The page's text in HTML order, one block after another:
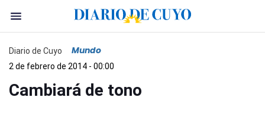
Diario de Cuyo Mundo
2 de febrero de 2014 - 00:00
Cambiará de tono